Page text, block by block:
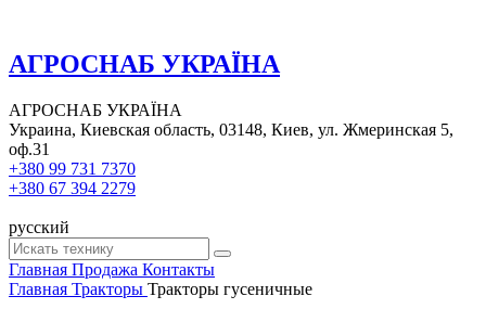
АГРОСНАБ УКРАЇНА
АГРОСНАБ УКРАЇНА
Украина, Киевская область, 03148, Киев, ул. Жмеринская 5,
оф.31
+380 99 731 7370
+380 67 394 2279
русский
Главная Продажа Контакты
Главная Тракторы Тракторы гусеничные